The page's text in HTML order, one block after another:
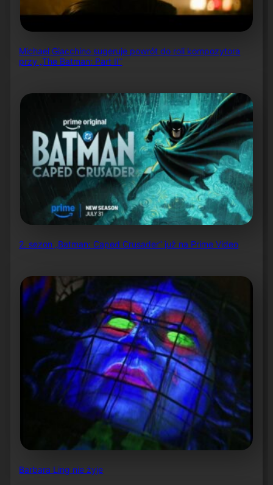
Michael Giacchino sugeruje powrót do roli kompozytora
przy „The Batman: Part II”
2. sezon „Batman: Caped Crusader” już na Prime Video
Barbara Ling nie żyje